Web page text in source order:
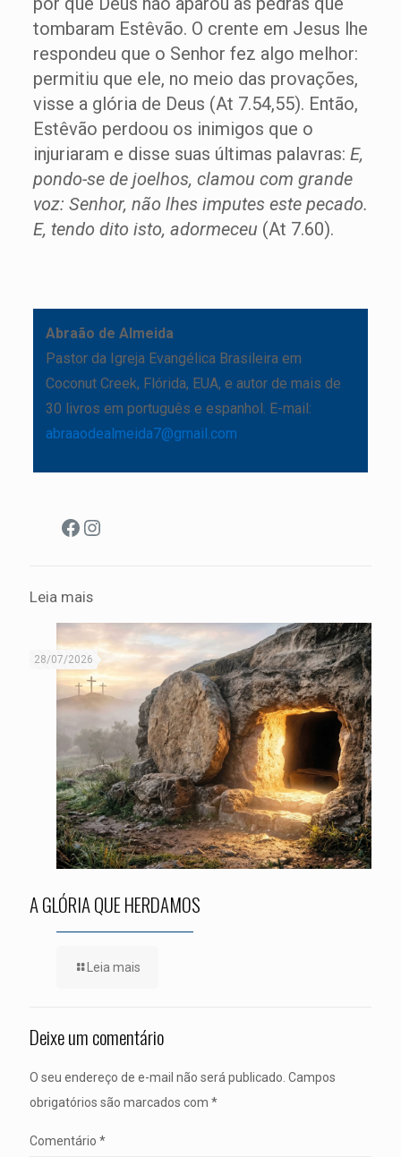
tombaram Estêvão. O crente em Jesus lhe
respondeu que o Senhor fez algo melhor:
permitiu que ele, no meio das provações,
visse a glória de Deus (At 7.54,55). Então,
Estêvão perdoou os inimigos que o
injuriaram e disse suas últimas palavras: E,
pondo-se de joelhos, clamou com grande
voz: Senhor, não lhes imputes este pecado.
E, tendo dito isto, adormeceu (At 7.60).
Abraão de Almeida
Pastor da Igreja Evangélica Brasileira em
Coconut Creek, Flórida, EUA, e autor de mais de
30 livros em português e espanhol. E-mail:
abraaodealmeida7@gmail.com
Facebook
Instagram
Leia mais
28/07/2026
A GLÓRIA QUE HERDAMOS
Leia mais
Deixe um comentário
O seu endereço de e-mail não será publicado. Campos
obrigatórios são marcados com *
Comentário *